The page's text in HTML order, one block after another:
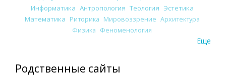
Информатика Антропология Теология Эстетика
Математика Риторика Мировоззрение Архитектура
Физика Феноменология
Еще
Родственные сайты